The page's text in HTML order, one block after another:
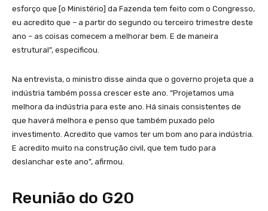
esforço que [o Ministério] da Fazenda tem feito com o Congresso,
eu acredito que – a partir do segundo ou terceiro trimestre deste
ano – as coisas comecem a melhorar bem. E de maneira
estrutural”, especificou.
Na entrevista, o ministro disse ainda que o governo projeta que a
indústria também possa crescer este ano. “Projetamos uma
melhora da indústria para este ano. Há sinais consistentes de
que haverá melhora e penso que também puxado pelo
investimento. Acredito que vamos ter um bom ano para indústria.
E acredito muito na construção civil, que tem tudo para
deslanchar este ano”, afirmou.
Reunião do G20